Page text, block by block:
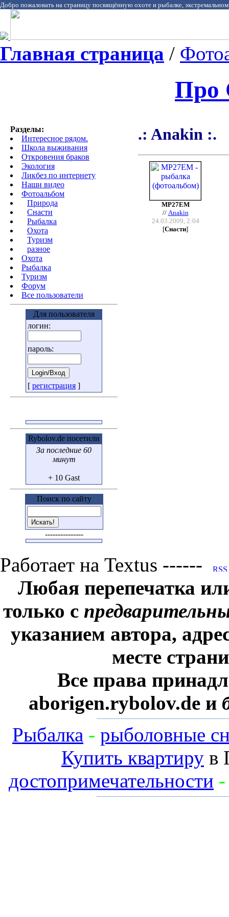
Добро пожаловать на страницу посвящённую охоте и рыбалке,
Главная страница /
Про
Разделы:
Интересное рядом.
Школа выживания
Откровения браков
Экология
Ликбез по интернету
Наши видео
Фотоальбом
Природа
Cнасти
Рыбалка
Охота
Туризм
разное
Охота
Pыбалка
Туризм
Форум
Все пользователи
Для пользователя
логин:
пароль:
[ регистрация ]
Rybolov.de посетили
За последние 60
минут
+ 10 Gast
Поиск по сайту
---------------
.: Anakin :.
МР27ЕМ
// Anakin
24.03.2009, 2:04
[Cнасти]
Работает на Textus ------
Любая перепечатка
только с
указанием автора,
месте
Все права
aborigen.rybolov.de и
Рыбалка - рыболовные
Купить квартиру в
достопримечательности